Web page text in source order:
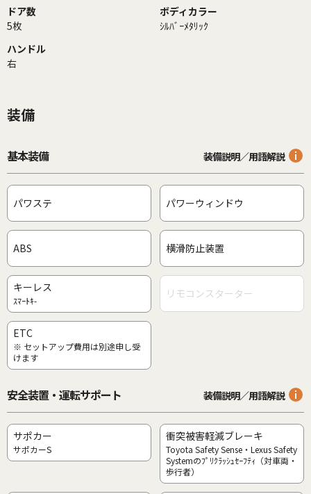
ドア数
5枚
ボディカラー
ｼﾙﾊﾞｰﾒﾀﾘｯｸ
ハンドル
右
装備
基本装備 装備説明／用語解説
パワステ パワーウィンドウ
ABS 横滑防止装置
キーレス
ｽﾏｰﾄｷ- リモコンスターター
ETC
※ セットアップ費用は別途申し受
けます
安全装置・運転サポート 装備説明／用語解説
サポカー
サポカーS
衝突被害軽減ブレーキ
Toyota Safety Sense・Lexus Safety
Systemのﾌﾟﾘｸﾗｯｼｭｾｰﾌﾃｨ（対車両・
歩行者）